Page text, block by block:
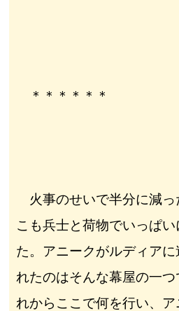
＊＊＊＊＊＊
火事のせいで半分に減っ
こも兵士と荷物でいっぱ
た。アニークがルディア
れたのはそんな幕屋の一
れからここで何を行い、